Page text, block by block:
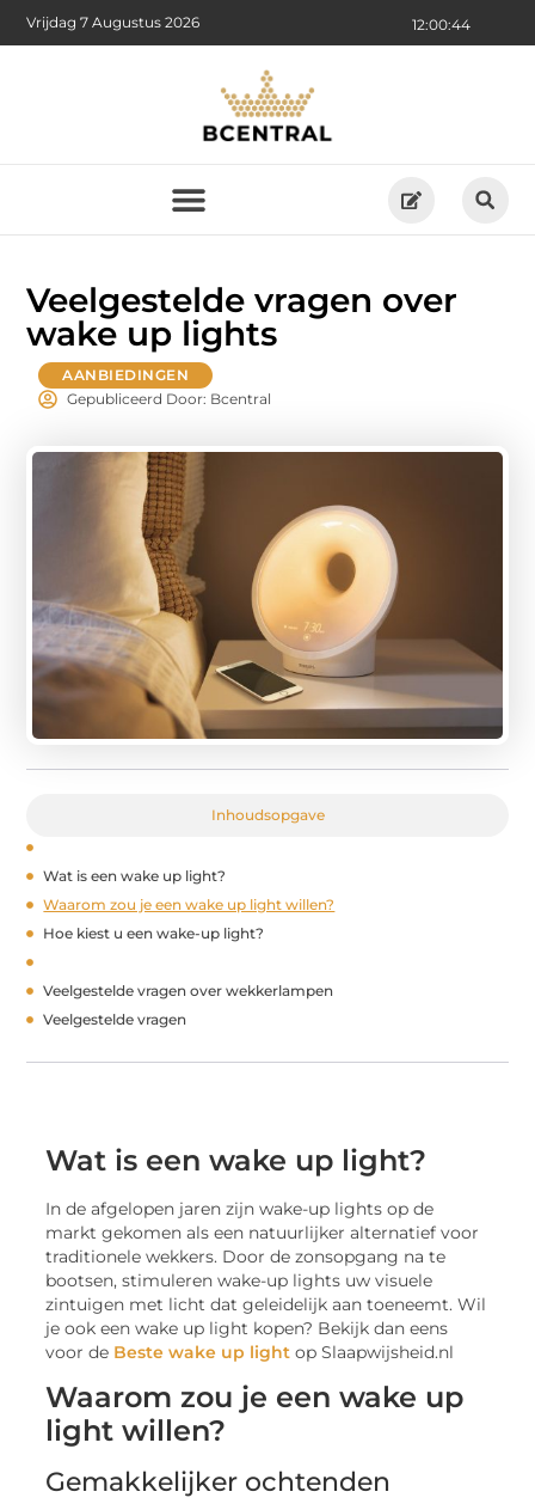
12:00:45
Vrijdag 7 Augustus 2026
Veelgestelde vragen over
wake up lights
AANBIEDINGEN
Gepubliceerd Door: Bcentral
Inhoudsopgave
Wat is een wake up light?
Waarom zou je een wake up light willen?
Hoe kiest u een wake-up light?
Veelgestelde vragen over wekkerlampen
Veelgestelde vragen
Wat is een wake up light?
In de afgelopen jaren zijn wake-up lights op de
markt gekomen als een natuurlijker alternatief voor
traditionele wekkers. Door de zonsopgang na te
bootsen, stimuleren wake-up lights uw visuele
zintuigen met licht dat geleidelijk aan toeneemt. Wil
je ook een wake up light kopen? Bekijk dan eens
voor de Beste wake up light op Slaapwijsheid.nl
Waarom zou je een wake up
light willen?
Gemakkelijker ochtenden